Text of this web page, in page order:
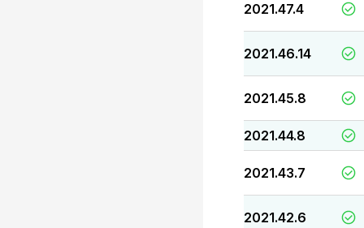
2021.47.4
2021.46.14
2021.45.8
2021.44.8
2021.43.7
2021.42.6